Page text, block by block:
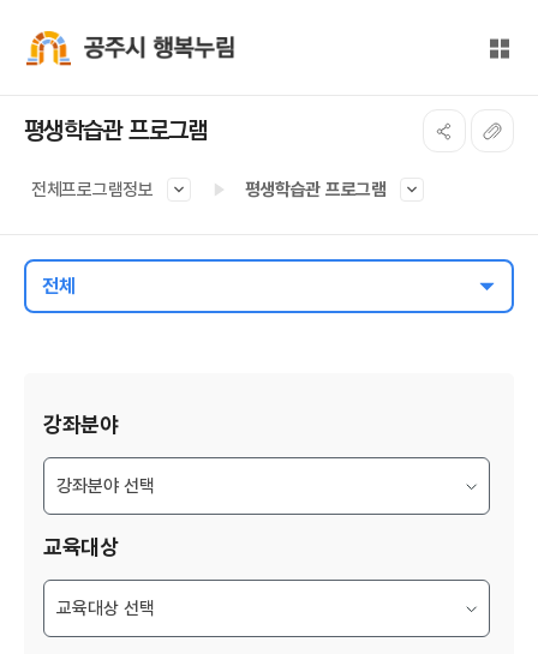
전체
평생학습관 프로그램
전체프로그램정보 평생학습관 프로그램
전체
강좌분야
교육대상